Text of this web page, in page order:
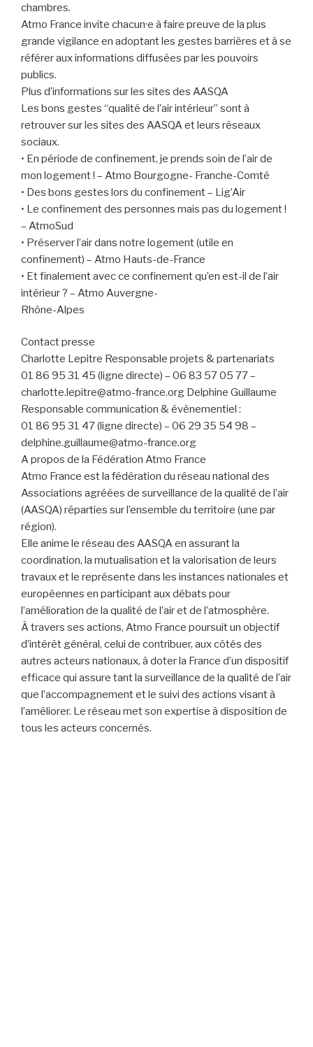
chambres.
Atmo France invite chacun·e à faire preuve de la plus
grande vigilance en adoptant les gestes barrières et à se
référer aux informations diffusées par les pouvoirs
publics.
Plus d’informations sur les sites des AASQA
Les bons gestes “qualité de l’air intérieur” sont à
retrouver sur les sites des AASQA et leurs réseaux
sociaux.
• En période de confinement, je prends soin de l’air de
mon logement ! – Atmo Bourgogne- Franche-Comté
• Des bons gestes lors du confinement – Lig’Air
• Le confinement des personnes mais pas du logement !
– AtmoSud
• Préserver l’air dans notre logement (utile en
confinement) – Atmo Hauts-de-France
• Et finalement avec ce confinement qu’en est-il de l’air
intérieur ? – Atmo Auvergne-
Rhône-Alpes
Contact presse
Charlotte Lepitre Responsable projets & partenariats
01 86 95 31 45 (ligne directe) – 06 83 57 05 77 –
charlotte.lepitre@atmo-france.org Delphine Guillaume
Responsable communication & évènementiel :
01 86 95 31 47 (ligne directe) – 06 29 35 54 98 –
delphine.guillaume@atmo-france.org
A propos de la Fédération Atmo France
Atmo France est la fédération du réseau national des
Associations agréées de surveillance de la qualité de l’air
(AASQA) réparties sur l’ensemble du territoire (une par
région).
Elle anime le réseau des AASQA en assurant la
coordination, la mutualisation et la valorisation de leurs
travaux et le représente dans les instances nationales et
européennes en participant aux débats pour
l’amélioration de la qualité de l’air et de l’atmosphère.
À travers ses actions, Atmo France poursuit un objectif
d’intérêt général, celui de contribuer, aux côtés des
autres acteurs nationaux, à doter la France d’un dispositif
efficace qui assure tant la surveillance de la qualité de l’air
que l’accompagnement et le suivi des actions visant à
l’améliorer. Le réseau met son expertise à disposition de
tous les acteurs concernés.